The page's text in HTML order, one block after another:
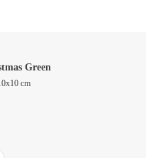
Green
cm